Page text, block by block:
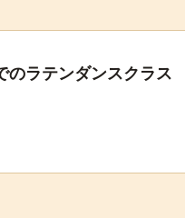
ラテンダンスクラス